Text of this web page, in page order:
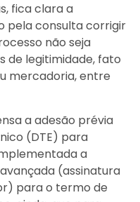
fica clara a
pela consulta corrigir
não seja
de legitimidade, fato
mercadoria, entre
a adesão prévia
(DTE) para
a
(assinatura
para o termo de